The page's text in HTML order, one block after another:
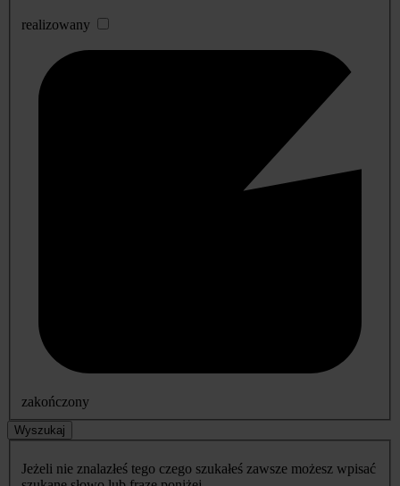
realizowany
zakończony
Wyszukaj
Jeżeli nie znalazłeś tego czego szukałeś zawsze możesz wpisać